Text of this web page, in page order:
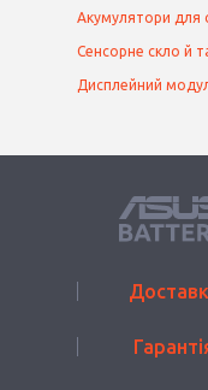
Акумулятори для
Сенсорне скло й
Дисплейний